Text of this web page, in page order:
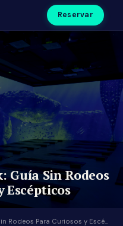
Reservar
Guía Sin Rodeos
Escépticos